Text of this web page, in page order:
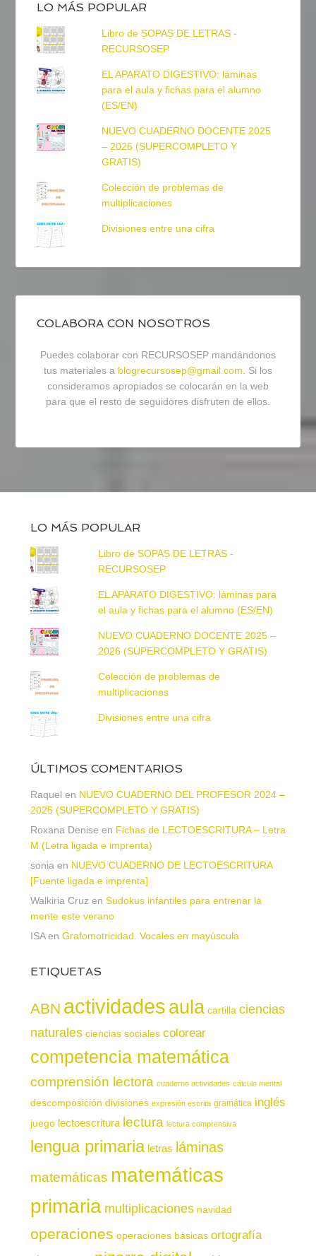
LO MÁS POPULAR
Libro de SOPAS DE LETRAS -
RECURSOSEP
EL APARATO DIGESTIVO: láminas
para el aula y fichas para el alumno
(ES/EN)
NUEVO CUADERNO DOCENTE 2025
– 2026 (SUPERCOMPLETO Y
GRATIS)
Colección de problemas de
multiplicaciones
Divisiones entre una cifra
COLABORA CON NOSOTROS
Puedes colaborar con RECURSOSEP mandándonos
tus materiales a blogrecursosep@gmail.com. Si los
consideramos apropiados se colocarán en la web
para que el resto de seguidores disfruten de ellos.
LO MÁS POPULAR
Libro de SOPAS DE LETRAS -
RECURSOSEP
EL APARATO DIGESTIVO: láminas para
el aula y fichas para el alumno (ES/EN)
NUEVO CUADERNO DOCENTE 2025 –
2026 (SUPERCOMPLETO Y GRATIS)
Colección de problemas de
multiplicaciones
Divisiones entre una cifra
ÚLTIMOS COMENTARIOS
Raquel en NUEVO CUADERNO DEL PROFESOR 2024 –
2025 (SUPERCOMPLETO Y GRATIS)
Roxana Denise en Fichas de LECTOESCRITURA – Letra
M (Letra ligada e imprenta)
sonia en NUEVO CUADERNO DE LECTOESCRITURA
[Fuente ligada e imprenta]
Walkiria Cruz en Sudokus infantiles para entrenar la
mente este verano
ISAen Grafomotricidad. Vocales en mayúscula
ETIQUETAS
ABN actividadesaula cartilla ciencias
naturales ciencias sociales colorear
competencia matemática
comprensión lectora cuaderno actividades cálculo mental
descomposición divisiones expresión escrita gramática inglés
juego lectoescritura lectura lectura comprensiva
lengua primaria letras láminas
matemáticas matemáticas
primaria multiplicaciones navidad
operaciones operaciones básicas ortografía